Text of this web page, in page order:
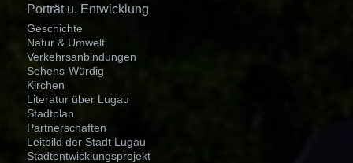
Navigation
überspringen
Porträt u. Entwicklung
Geschichte
Natur & Umwelt
Verkehrsanbindungen
Sehens-Würdig
Kirchen
Literatur über Lugau
Stadtplan
Partnerschaften
Leitbild der Stadt Lugau
Stadtentwicklungsprojekt